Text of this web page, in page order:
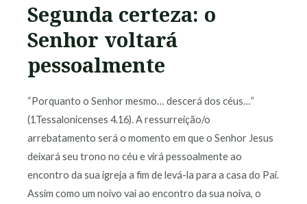
Segunda certeza: o
Senhor voltará
pessoalmente
“Porquanto o Senhor mesmo… descerá dos céus…”
(1Tessalonicenses 4.16). A ressurreição/o
arrebatamento será o momento em que o Senhor Jesus
deixará seu trono no céu e virá pessoalmente ao
encontro da sua igreja a fim de levá-la para a casa do Pai.
Assim como um noivo vai ao encontro da sua noiva, o